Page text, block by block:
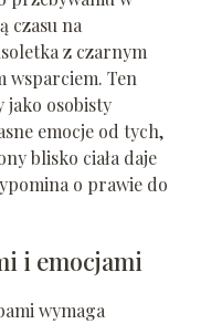
czasu na
z czarnym
wsparciem. Ten
jako osobisty
emocje od tych,
blisko ciała daje
o prawie do
i emocjami
wymaga